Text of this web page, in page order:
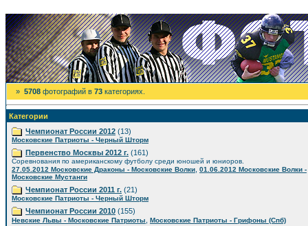
» 5708 фотографий в 73 категориях.
Категории
Чемпионат России 2012 (13)
Московские Патриоты - Черный Шторм
Первенство Москвы 2012 г. (161)
Соревнования по американскому футболу среди юношей и юниоров.
27.05.2012 Московские Драконы - Московские Волки 01.06.2012 Московские Волки -
Московские Мустанги
Чемпионат России 2011 г. (21)
Московские Патриоты - Черный Шторм
Чемпионат России 2010 (155)
Невские Львы - Московские Патриоты Московские Патриоты - Грифоны (Спб)